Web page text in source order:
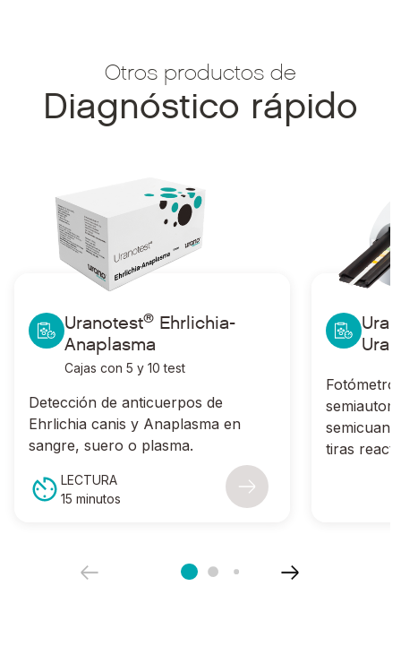
Otros productos de
Diagnóstico rápido
Uranotest® Ehrlichia-
Anaplasma
Cajas con 5 y 10 test
Detección de anticuerpos de
Ehrlichia canis y Anaplasma en
sangre, suero o plasma.
LECTURA
15 minutos
Ir a Uranotest ®Ehrlichia-Anaplasma
tiras
Ir a